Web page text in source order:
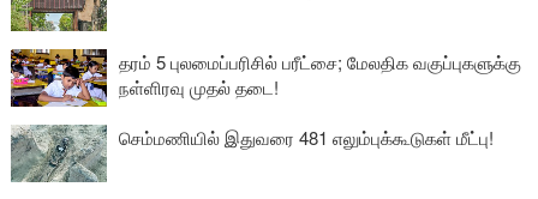
தரம் 5 புலமைப்பரிசில் பரீட்சை; மேலதிக வகுப்புகளுக்கு
நள்ளிரவு முதல் தடை!
செம்மணியில் இதுவரை 481 எலும்புக்கூடுகள் மீட்பு!